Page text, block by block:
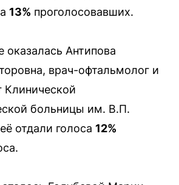
13% проголосовавших.
оказалась Антипова
врач-офтальмолог и
Клинической
больницы им. В.П.
отдали голоса 12%